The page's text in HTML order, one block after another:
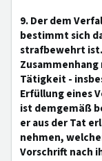
9. Der dem
bestimmt sich
strafbewehrt
Tätigkeit -
Erfüllung eines
ist demgemäß
er aus der Tat
nehmen,
Vorschrift nach